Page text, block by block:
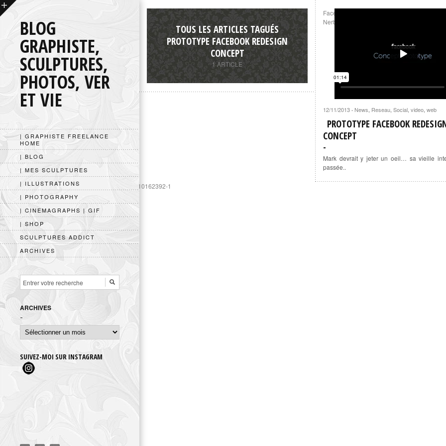
BLOG
GRAPHISTE,
SCULPTURES,
PHOTOS, VER
ET VIE
| GRAPHISTE FREELANCE
HOME
| BLOG
| MES SCULPTURES
| ILLUSTRATIONS
| PHOTOGRAPHY
| CINEMAGRAPHS | GIF
| SHOP
SCULPTURES ADDICT
ARCHIVES
ARCHIVES
Archives
SUIVEZ-MOI SUR INSTAGRAM
TOUS LES ARTICLES TAGUÉS
PROTOTYPE FACEBOOK REDESIGN
CONCEPT
1 ARTICLE
Facebook Prototype - Conceptional Approach
Nerby
12/11/2013 · News, Reseau, Social, video, web
PROTOTYPE FACEBOOK
CONCEPT
Mark devrait y jeter un oeil… sa vieille
passée..
https://www.googletagmanager.com/gtag/js?id=UA-10162392-1